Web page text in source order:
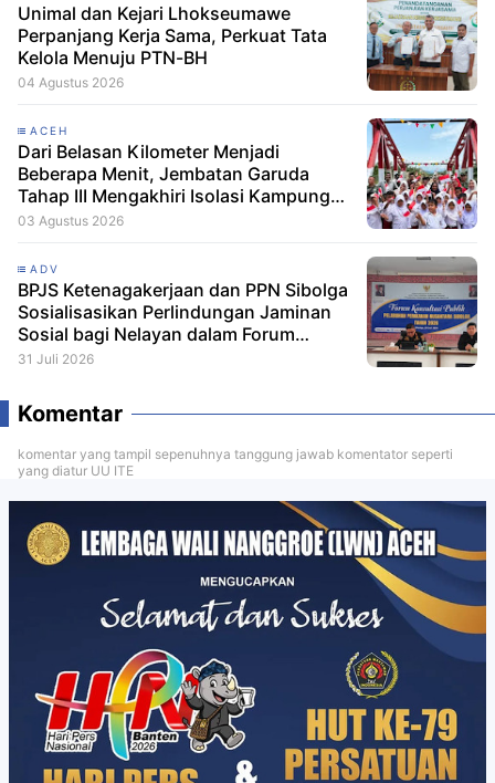
Unimal dan Kejari Lhokseumawe
Perpanjang Kerja Sama, Perkuat Tata
Kelola Menuju PTN-BH
04 Agustus 2026
ACEH
Dari Belasan Kilometer Menjadi
Beberapa Menit, Jembatan Garuda
Tahap III Mengakhiri Isolasi Kampung
Tempel
03 Agustus 2026
ADV
BPJS Ketenagakerjaan dan PPN Sibolga
Sosialisasikan Perlindungan Jaminan
Sosial bagi Nelayan dalam Forum
Konsultasi Publik
31 Juli 2026
Komentar
komentar yang tampil sepenuhnya tanggung jawab komentator seperti
yang diatur UU ITE